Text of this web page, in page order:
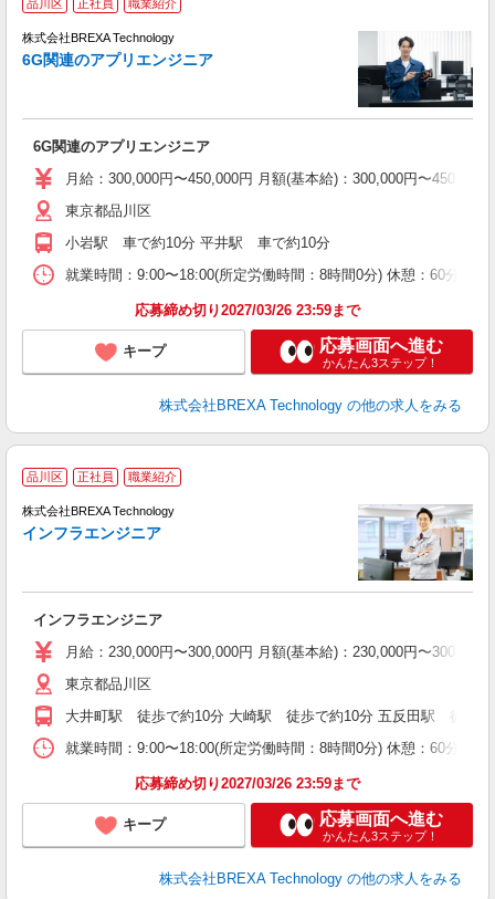
品川区 正社員 職業紹介
株式会社BREXA Technology
6G関連のアプリエンジニア
6G関連のアプリエンジニア
月給：300,000円〜450,000円 月額(基本給)：300,000円〜
東京都品川区
小岩駅 車で約10分 平井駅 車で約10分
就業時間：9:00〜18:00(所定労働時間：8時間0分) 休憩：60分
応募締め切り2027/03/26 23:59まで
キープ 応募画面へ進む
かんたん3ステップ！
株式会社BREXA Technology の他の求人をみる
品川区 正社員 職業紹介
株式会社BREXA Technology
インフラエンジニア
インフラエンジニア
月給：230,000円〜300,000円 月額(基本給)：230,000円〜
東京都品川区
大井町駅 徒歩で約10分 大崎駅 徒歩で約10分 五反田駅 徒歩で
就業時間：9:00〜18:00(所定労働時間：8時間0分) 休憩：60分 時
応募締め切り2027/03/26 23:59まで
キープ 応募画面へ進む
かんたん3ステップ！
株式会社BREXA Technology の他の求人をみる